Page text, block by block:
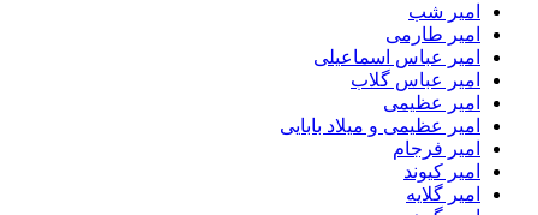
امیر شب
امیر طارمی
امیر عباس اسماعیلی
امیر عباس گلاب
امیر عظیمی
امیر عظیمی و میلاد بابایی
امیر فرجام
امیر کیوند
امیر گلایه